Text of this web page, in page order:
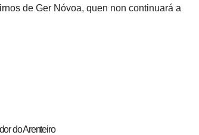
de Ger Nóvoa, quen non continuará a
do Arenteiro